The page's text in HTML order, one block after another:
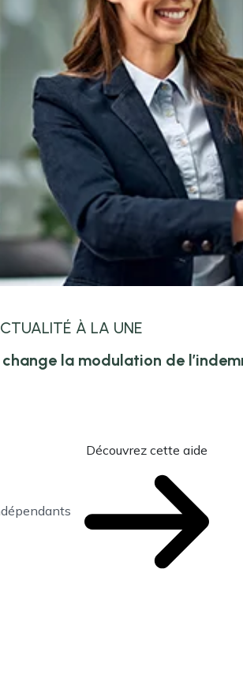
À LA UNE
la modulation de
Découvrez cette aide